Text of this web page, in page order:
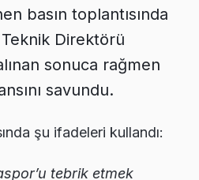
basın toplantısında
Direktörü
sonuca rağmen
savundu.
şu ifadeleri kullandı:
tebrik etmek